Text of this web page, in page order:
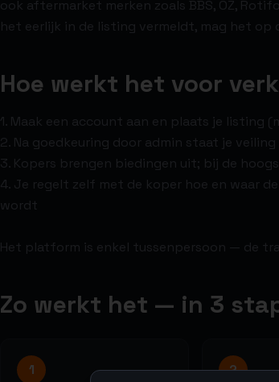
ook aftermarket merken zoals BBS, OZ,
het eerlijk in de listing vermeldt, mag het op
Hoe werkt het voor
1. Maak een account aan en plaats je listing
2. Na goedkeuring door admin staat je veiling
3. Kopers brengen biedingen uit; bij de
4. Je regelt zelf met de koper hoe en waar
wordt
Het platform is enkel tussenpersoon — de
Zo werkt het — in 3
1
2